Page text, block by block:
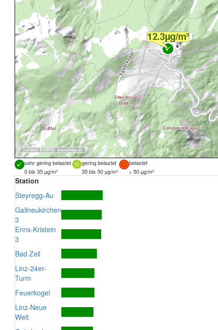
Quellen: DORIS, basemap.at
sehr gering belastet gering belastet
belastet
0 bis 35 µg/m³
35 bis 50 µg/m³ > 50 µg/m³
Station
Steyregg-Au
Gallneukirchen
3
Enns-Kristein
3
Bad Zell
Linz-24er-
Turm
Feuerkogel
Linz-Neue
Welt